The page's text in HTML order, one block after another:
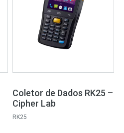
Coletor de Dados RK25 –
Cipher Lab
RK25